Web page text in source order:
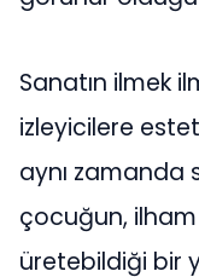
Sanatın ilmek
izleyicilere
aynı zamanda
çocuğun, ilham
üretebildiği bir